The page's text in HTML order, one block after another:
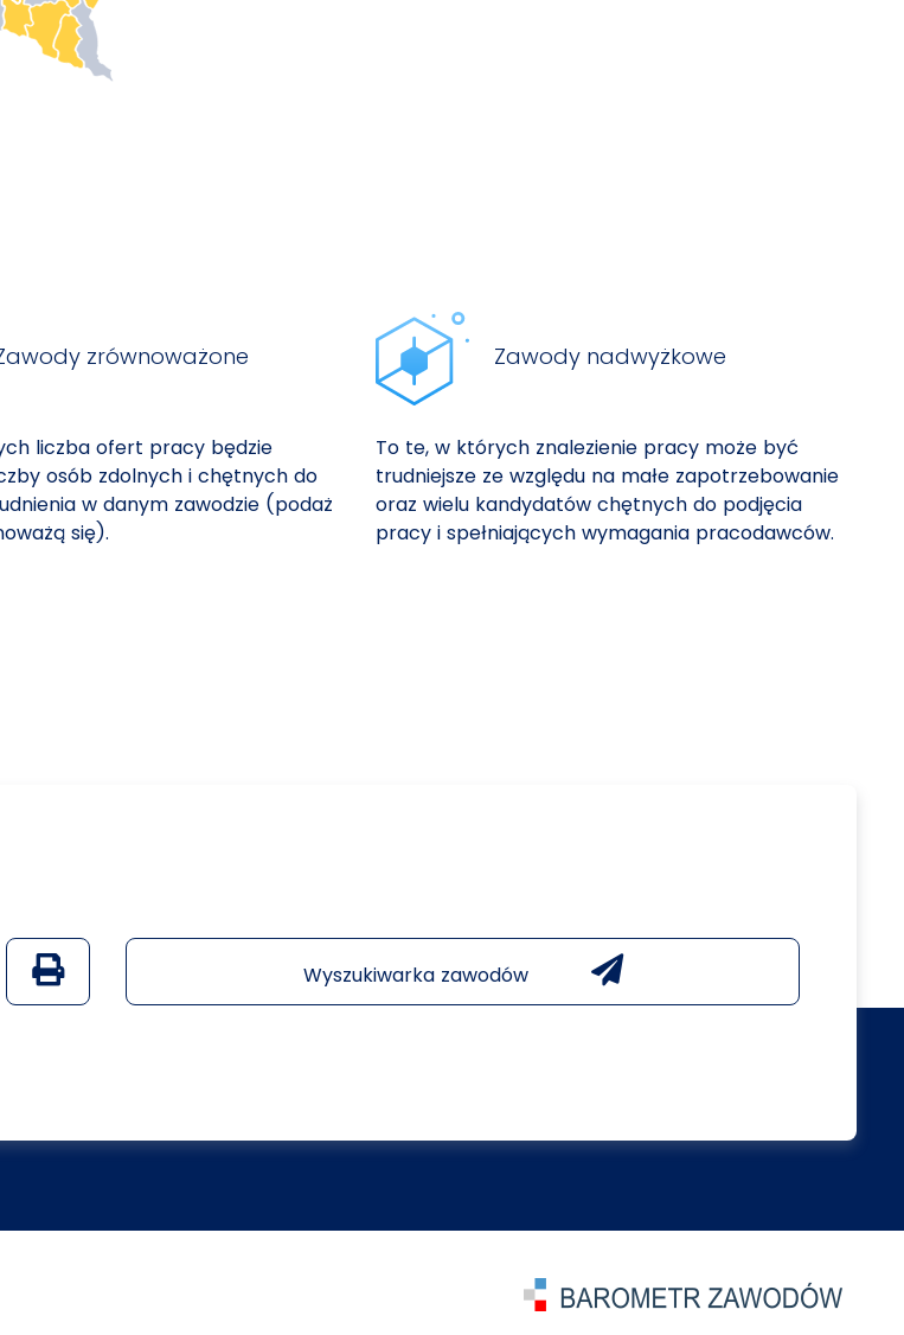
zrównoważone
liczba ofert pracy będzie
osób zdolnych i chętnych do
w danym zawodzie (podaż
się).
Zawody nadwyżkowe
To te, w których znalezienie pracy może być
trudniejsze ze względu na małe zapotrzebowanie
oraz wielu kandydatów chętnych do podjęcia
pracy i spełniających wymagania pracodawców.
na social mediach
Generuj wersję PDF strony Wyszukiwarka zawodów